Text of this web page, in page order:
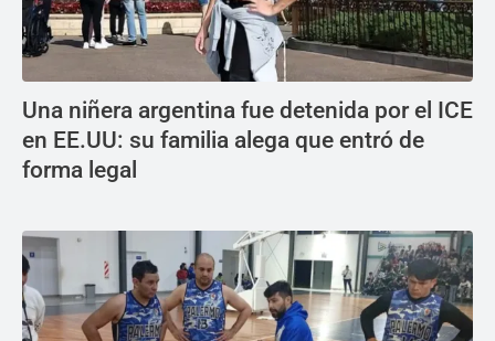
Una niñera argentina fue detenida por el ICE
en EE.UU: su familia alega que entró de
forma legal